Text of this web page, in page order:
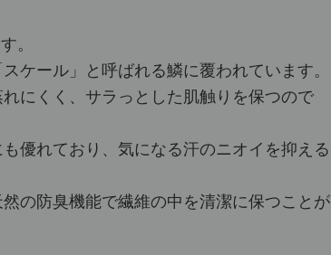
。
ケール」と呼ばれる鱗に覆われています。
にくく、サラっとした肌触りを保つので
優れており、気になる汗のニオイを抑える
の防臭機能で繊維の中を清潔に保つことが